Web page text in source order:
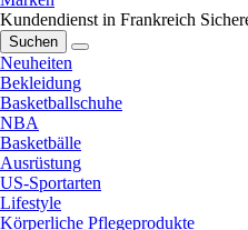
Kundendienst in Frankreich
Suchen
Neuheiten
Bekleidung
Basketballschuhe
NBA
Basketbälle
Ausrüstung
US-Sportarten
Lifestyle
Körperliche Pflegeprodukte